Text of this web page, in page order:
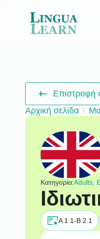
Επιστροφή
Αρχική σελίδα
Κατηγορία:Adults,
A 1.1-B 2.1